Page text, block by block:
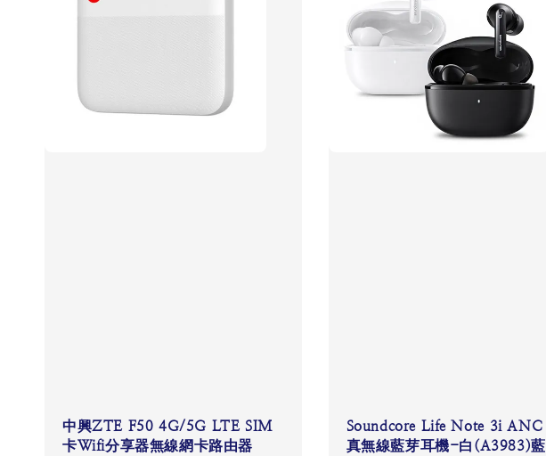
中興ZTE F50 4G/5G LTE SIM
卡Wifi分享器無線網卡路由器
Soundcore Life Note 3i ANC
真無線藍芽耳機-白(A3983)藍